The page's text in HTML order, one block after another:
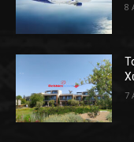
8
7